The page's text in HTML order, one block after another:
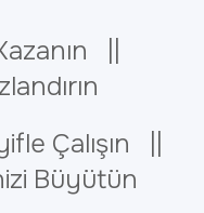
||
Çalışın ||
Büyütün